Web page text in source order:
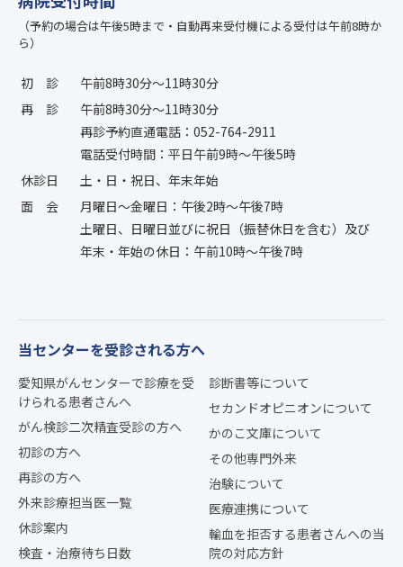
（予約の場合は午後5時まで・自動再来受付機による受付は午前8時か
ら）
初診
午前8時30分〜11時30分
再診
午前8時30分〜11時30分
再診予約直通電話：052-764-2911
電話受付時間：平日午前9時〜午後5時
休診日
土・日・祝日、年末年始
面会
月曜日〜金曜日：午後2時〜午後7時
土曜日、日曜日並びに祝日（振替休日を含む）及び
年末・年始の休日：午前10時〜午後7時
当センターを受診される方へ
愛知県がんセンターで診療を受
けられる患者さんへ
がん検診二次精査受診の方へ
初診の方へ
再診の方へ
外来診療担当医一覧
休診案内
検査・治療待ち日数
診断書等について
セカンドオピニオンについて
かのこ文庫について
その他専門外来
治験について
医療連携について
輸血を拒否する患者さんへの当
院の対応方針